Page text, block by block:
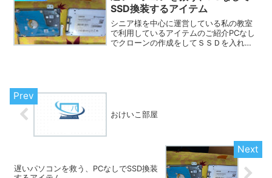
SSD換装するアイテム
シニア様を中心に運営している私の教室
で利用しているアイテムのご紹介PCなし
でクローンの作成をしてＳＳＤを入れ替
おけいこ部屋
遅いパソコンを救う、PCなしでSSD換装